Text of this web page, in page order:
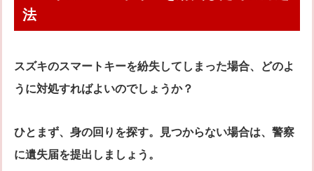
法
スズキのスマートキーを紛失してしまった場合、どのよ
うに対処すればよいのでしょうか？
ひとまず、身の回りを探す。見つからない場合は、警察
に遺失届を提出しましょう。